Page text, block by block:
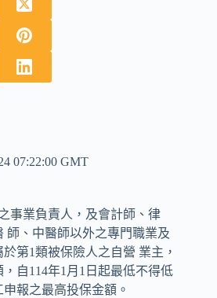
07:22:00 GMT
事業負責人，及會計師、律
師、中醫師以外之專門職業及
第1類被保險人之自營 業主，
自114年1月1日起最低不得低
報之最高投保金額。